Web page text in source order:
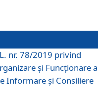
nr. 78/2019 privind
și Funcționare
Informare şi Consiliere